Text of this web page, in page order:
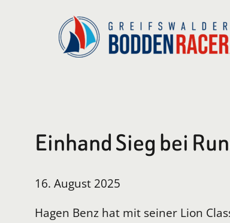
Einhand Sieg bei
16. August 2025
Hagen Benz hat mit seiner Lion